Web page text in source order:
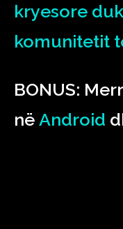
kryesore
komunitetit
BONUS:
në Android